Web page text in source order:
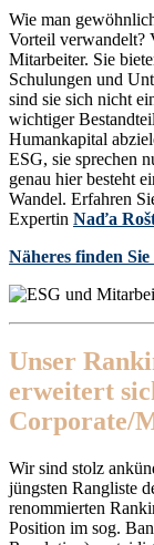
Wie man
Vorteil verwandelt?
Mitarbeiter. Sie
Schulungen und
sind sie sich nicht
wichtiger
Humankapital
ESG, sie sprechen
genau hier besteht
Wandel. Erfahren
Expertin Naďa
Näheres finden Sie
Unser
erweitert
Corporate/
Wir sind stolz
jüngsten Rangliste
renommierten
Position im sog.